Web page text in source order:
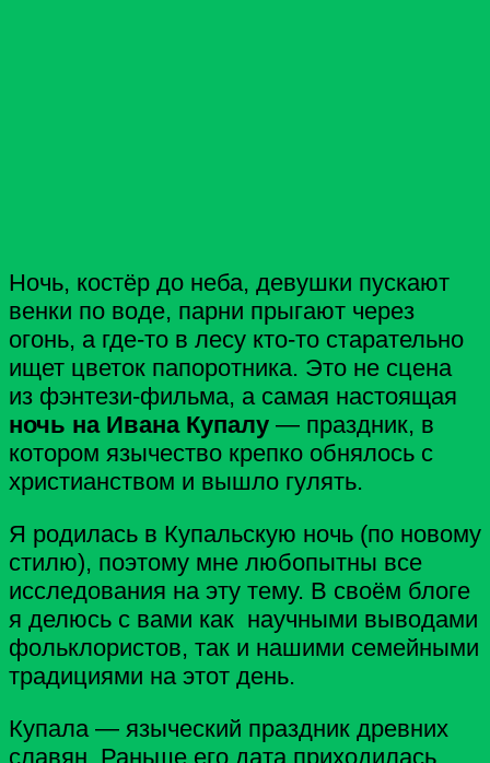
Ночь, костёр до неба, девушки пускают
венки по воде, парни прыгают через
огонь, а где-то в лесу кто-то старательно
ищет цветок папоротника. Это не сцена
из фэнтези-фильма, а самая настоящая
ночь на Ивана Купалу — праздник, в
котором язычество крепко обнялось с
христианством и вышло гулять.
Я родилась в Купальскую ночь (по новому
стилю), поэтому мне любопытны все
исследования на эту тему. В своём блоге
я делюсь с вами как научными выводами
фольклористов, так и нашими семейными
традициями на этот день.
Купала — языческий праздник древних
славян. Раньше его дата приходилась